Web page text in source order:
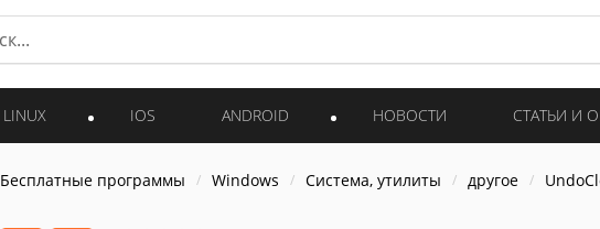
LINUX IOS ANDROID НОВОСТИ СТАТЬИ И
Бесплатные программы Windows Система, утилиты другое